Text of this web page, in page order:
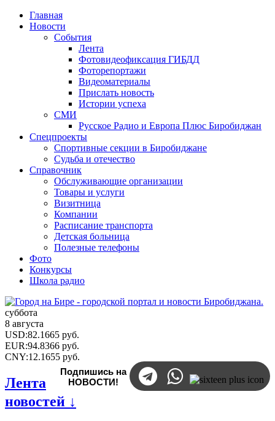
Главная
Новости
События
Лента
Фотовидеофиксация ГИБДД
Фоторепортажи
Видеоматериалы
Прислать новость
Истории успеха
СМИ
Русское Радио и Европа Плюс Биробиджан
Спецпроекты
Спортивные секции в Биробиджане
Судьба и отечество
Справочник
Обслуживающие организации
Товары и услуги
Визитница
Компании
Расписание транспорта
Детская больница
Полезные телефоны
Фото
Конкурсы
Школа радио
суббота
8 августа
USD:82.1665 руб.
EUR:94.8366 руб.
CNY:12.1655 руб.
Подпишись на
НОВОСТИ!
Лента
новостей ↓